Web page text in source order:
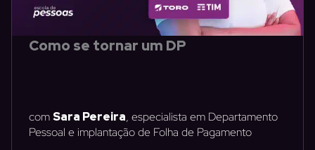
Como se tornar um DP
comSara Pereira, especialista em Departamento
Pessoal e implantação de Folha de Pagamento